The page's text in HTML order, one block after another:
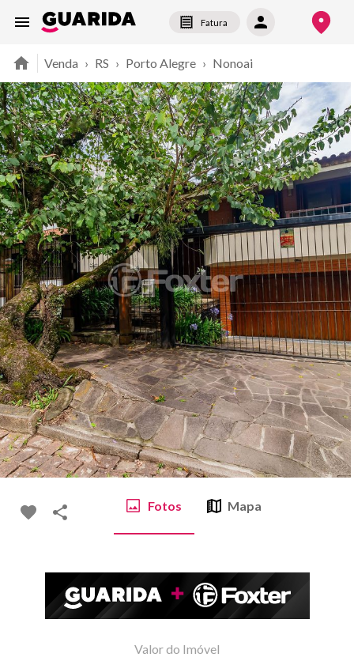
Fatura
Venda › RS › Porto Alegre › Nonoai
Fotos Mapa
Valor do Imóvel